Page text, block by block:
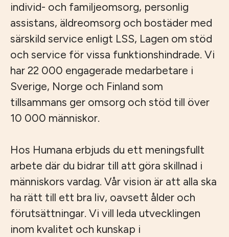
individ- och familjeomsorg, personlig
assistans, äldreomsorg och bostäder med
särskild service enligt LSS, Lagen om stöd
och service för vissa funktionshindrade. Vi
har 22 000 engagerade medarbetare i
Sverige, Norge och Finland som
tillsammans ger omsorg och stöd till över
10 000 människor.
Hos Humana erbjuds du ett meningsfullt
arbete där du bidrar till att göra skillnad i
människors vardag. Vår vision är att alla ska
ha rätt till ett bra liv, oavsett ålder och
förutsättningar. Vi vill leda utvecklingen
inom kvalitet och kunskap i